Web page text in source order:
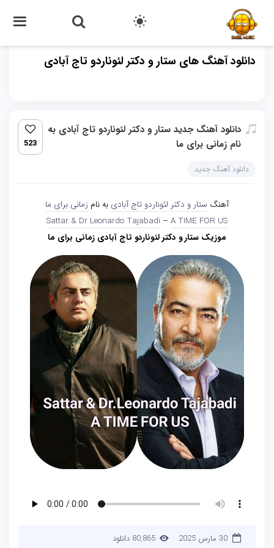
دانلود آهنگ های ستار و دکتر لئوناردو تاج آبادی
دانلود آهنگ جدید ستار و دکتر لئوناردو تاج آبادی به
نام زمانی برای ما
523
دانلود آهنگ جدید
آهنگ ستار و دکتر لئوناردو تاج آبادی به نام زمانی برای ما
Sattar & Dr Leonardo Tajabadi – A TIME FOR US
موزیک ستار و دکتر لئوناردو تاج آبادی زمانی برای ما
30 مارس 2025 80,865 دانلود